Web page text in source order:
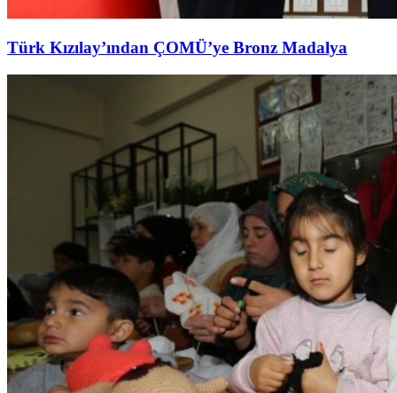
Türk Kızılay’ından ÇOMÜ’ye Bronz Madalya